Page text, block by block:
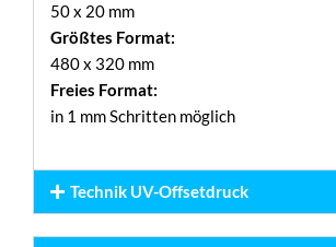
50 x 20 mm
Größtes Format:
480 x 320 mm
Freies Format:
in 1 mm Schritten möglich
Technik UV-Offsetdruck